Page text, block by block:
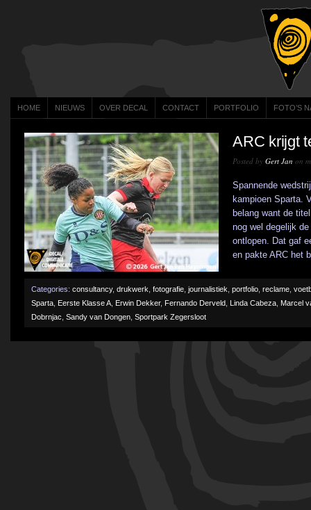
HOME NIEUWS OVER DECAL CONTACT PORTFOLIO FOTO’S
ARC krijgt
Posted by Gert Jan on
Spannende
kampioen Sparta.
belang want de
nog wel degelijk
ontlopen. Dat gaf
en pakte ARC het
Categories: consultancy, drukwerk fotografie journalistiek portfolio reclame
Sparta Eerste Klasse A Erwin Dekker, Fernando Derveld Linda Cabeza Marcel
Dobrnjac Sandy van Dongen Sportpark Zegersloot